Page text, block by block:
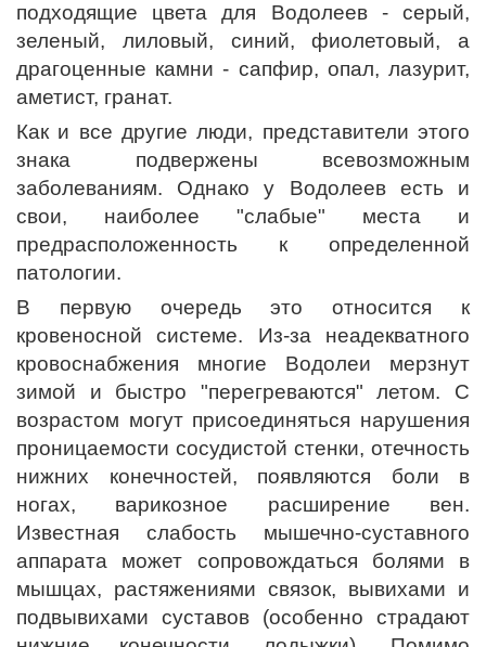
подходящие цвета для Водолеев - серый,
зеленый, лиловый, синий, фиолетовый, а
драгоценные камни - сапфир, опал, лазурит,
аметист, гранат.
Как и все другие люди, представители этого
знака подвержены всевозможным
заболеваниям. Однако у Водолеев есть и
свои, наиболее "слабые" места и
предрасположенность к определенной
патологии.
В первую очередь это относится к
кровеносной системе. Из-за неадекватного
кровоснабжения многие Водолеи мерзнут
зимой и быстро "перегреваются" летом. С
возрастом могут присоединяться нарушения
проницаемости сосудистой стенки, отечность
нижних конечностей, появляются боли в
ногах, варикозное расширение вен.
Известная слабость мышечно-суставного
аппарата может сопровождаться болями в
мышцах, растяжениями связок, вывихами и
подвывихами суставов (особенно страдают